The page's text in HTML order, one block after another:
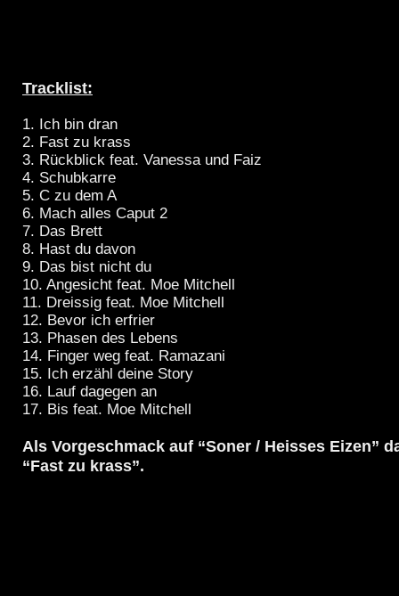
Tracklist:
1. Ich bin dran
2. Fast zu krass
3. Rückblick feat. Vanessa und Faiz
4. Schubkarre
5. C zu dem A
6. Mach alles Caput 2
7. Das Brett
8. Hast du davon
9. Das bist nicht du
10. Angesicht feat. Moe Mitchell
11. Dreissig feat. Moe Mitchell
12. Bevor ich erfrier
13. Phasen des Lebens
14. Finger weg feat. Ramazani
15. Ich erzähl deine Story
16. Lauf dagegen an
17. Bis feat. Moe Mitchell
Als Vorgeschmack auf “Soner / Heisses Eizen”
“Fast zu krass”.